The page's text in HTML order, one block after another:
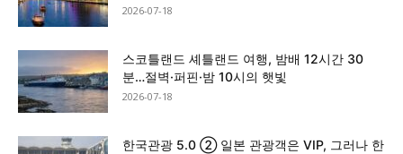
2026-07-18
스코틀랜드 셰틀랜드 여행, 밤배 12시간 30
분…절벽·퍼핀·밤 10시의 햇빛
2026-07-18
한국관광 5.0 ② 일본 관광객은 VIP, 그러나 한